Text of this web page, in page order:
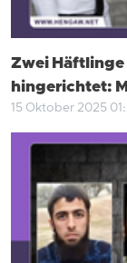
Zwei
hingerichtet:
15 Oktober 2025